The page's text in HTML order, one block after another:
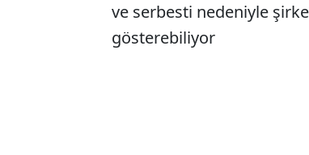
ve serbesti nedeniyle
gösterebiliyor